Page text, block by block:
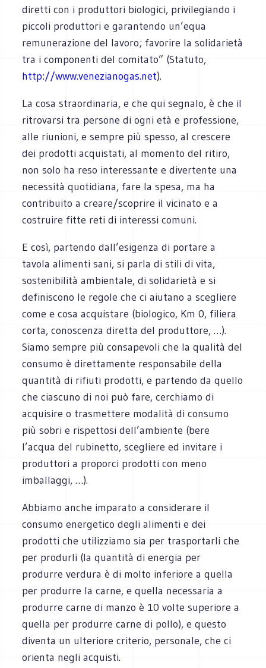
diretti con i produttori biologici, privilegiando i
piccoli produttori e garantendo un’equa
remunerazione del lavoro; favorire la solidarietà
tra i componenti del comitato” (Statuto,
http://www.venezianogas.net).
La cosa straordinaria, e che qui segnalo, è che il
ritrovarsi tra persone di ogni età e professione,
alle riunioni, e sempre più spesso, al crescere
dei prodotti acquistati, al momento del ritiro,
non solo ha reso interessante e divertente una
necessità quotidiana, fare la spesa, ma ha
contribuito a creare/scoprire il vicinato e a
costruire fitte reti di interessi comuni.
E così, partendo dall’esigenza di portare a
tavola alimenti sani, si parla di stili di vita,
sostenibilità ambientale, di solidarietà e si
definiscono le regole che ci aiutano a scegliere
come e cosa acquistare (biologico, Km 0, filiera
corta, conoscenza diretta del produttore, …).
Siamo sempre più consapevoli che la qualità del
consumo è direttamente responsabile della
quantità di rifiuti prodotti, e partendo da quello
che ciascuno di noi può fare, cerchiamo di
acquisire o trasmettere modalità di consumo
più sobri e rispettosi dell’ambiente (bere
l’acqua del rubinetto, scegliere ed invitare i
produttori a proporci prodotti con meno
imballaggi, …).
Abbiamo anche imparato a considerare il
consumo energetico degli alimenti e dei
prodotti che utilizziamo sia per trasportarli che
per produrli (la quantità di energia per
produrre verdura è di molto inferiore a quella
per produrre la carne, e quella necessaria a
produrre carne di manzo è 10 volte superiore a
quella per produrre carne di pollo), e questo
diventa un ulteriore criterio, personale, che ci
orienta negli acquisti.